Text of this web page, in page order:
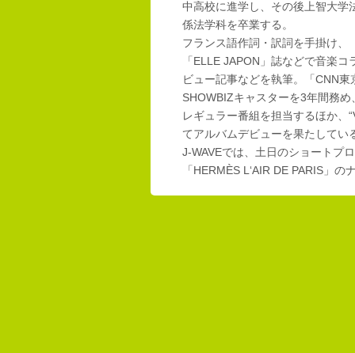
中高校に進学し、その後上智大学
係法学科を卒業する。
フランス語作詞・訳詞を手掛け、
「ELLE JAPON」誌などで音楽コ
ビュー記事などを執筆。「CNN東
SHOWBIZキャスターを3年間務め
レギュラー番組を担当するほか、
てアルバムデビューを果たしてい
J-WAVEでは、土日のショートプ
「HERMÈS L‘AIR DE PARIS」